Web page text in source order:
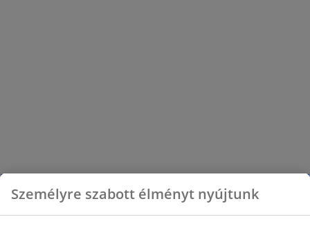
Személyre szabott élményt nyújtunk